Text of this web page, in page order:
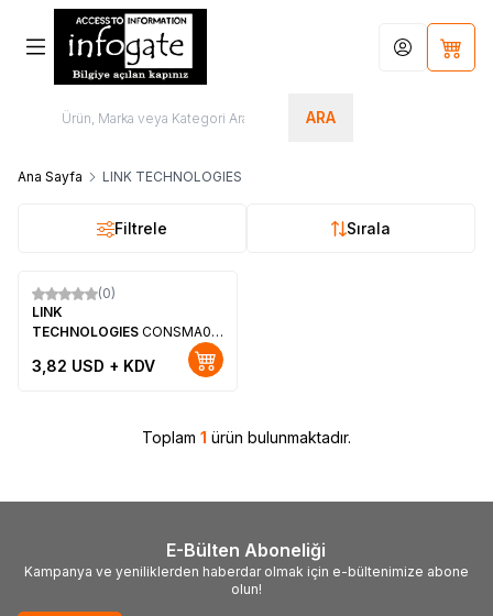
ARA
Hesabım
Ana Sayfa LINK TECHNOLOGIES
Filtrele Sırala
Yeni
(0)
LINK
TECHNOLOGIES CONSMA002-
3,82 USD + KDV
Toplam 1 ürün bulunmaktadır.
E-Bülten Aboneliği
Kampanya ve yeniliklerden haberdar olmak için e-bültenimize abone
olun!